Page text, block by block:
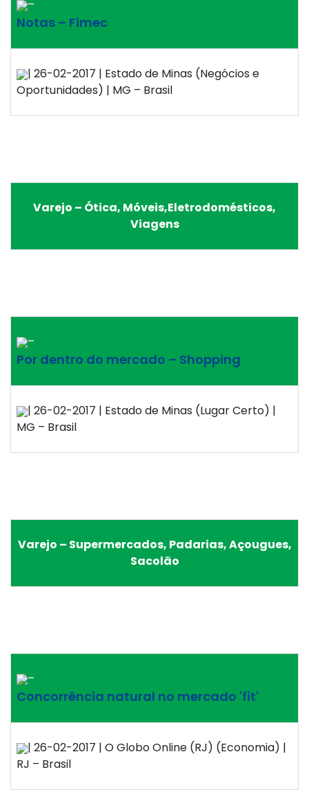
–
Notas – Fimec
| 26-02-2017 | Estado de Minas (Negócios e
Oportunidades) | MG – Brasil
Varejo – Ótica, Móveis,Eletrodomésticos,
Viagens
–
Por dentro do mercado – Shopping
| 26-02-2017 | Estado de Minas (Lugar Certo) |
MG – Brasil
Varejo – Supermercados, Padarias, Açougues,
Sacolão
–
Concorrência natural no mercado 'fit'
| 26-02-2017 | O Globo Online (RJ) (Economia) |
RJ – Brasil